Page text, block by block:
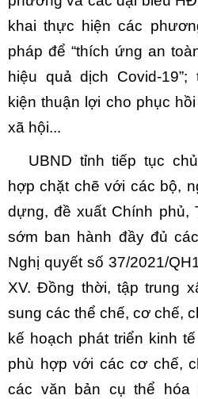
khai thực hiện các
pháp để “thích ứng an
hiệu quả dịch Covid-
kiện thuận lợi cho phục
xã hội...
UBND tỉnh tiếp tục
hợp chặt chẽ với các bộ,
dựng, đề xuất Chính phủ,
sớm ban hành đầy đủ
Nghị quyết số 37/2021/
XV. Đồng thời, tập trung
sung các thể chế, cơ chế,
kế hoạch phát triển kinh
phù hợp với các cơ chế,
các văn bản cụ thể hóa